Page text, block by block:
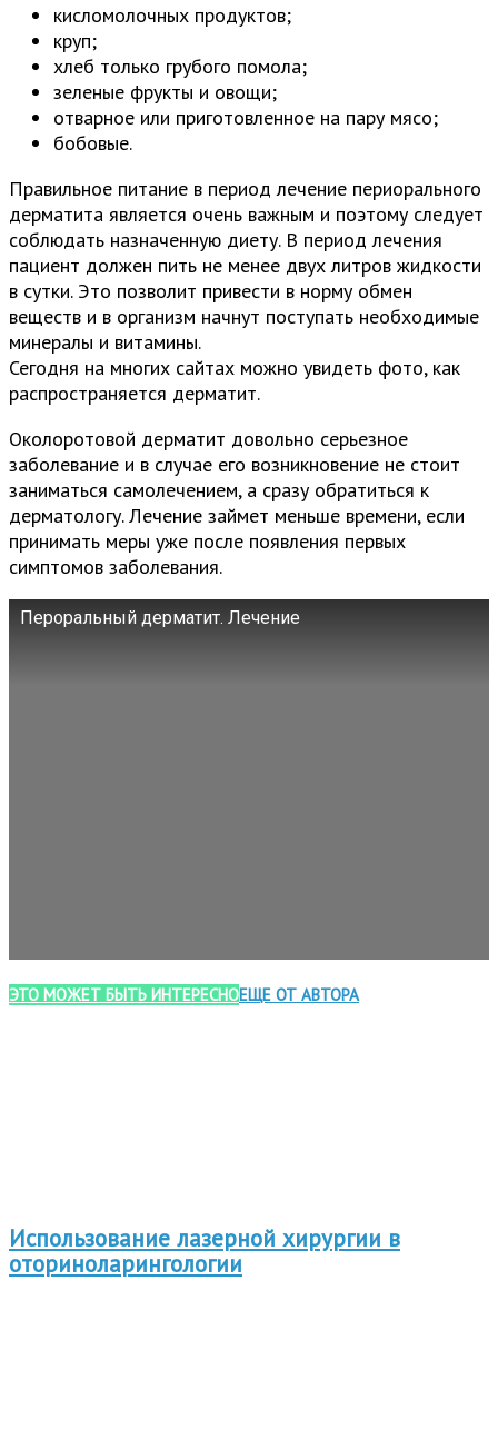
кисломолочных продуктов;
круп;
хлеб только грубого помола;
зеленые фрукты и овощи;
отварное или приготовленное на пару мясо;
бобовые.
Правильное питание в период лечение периорального
дерматита является очень важным и поэтому следует
соблюдать назначенную диету. В период лечения
пациент должен пить не менее двух литров жидкости
в сутки. Это позволит привести в норму обмен
веществ и в организм начнут поступать необходимые
минералы и витамины.
Сегодня на многих сайтах можно увидеть фото, как
распространяется дерматит.
Околоротовой дерматит довольно серьезное
заболевание и в случае его возникновение не стоит
заниматься самолечением, а сразу обратиться к
дерматологу. Лечение займет меньше времени, если
принимать меры уже после появления первых
симптомов заболевания.
Пероральный дерматит. Лечение
ЭТО МОЖЕТ БЫТЬ ИНТЕРЕСНОЕЩЕ ОТ АВТОРА
Использование лазерной хирургии в
оториноларингологии